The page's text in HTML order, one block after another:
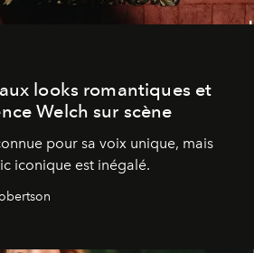
looks romantiques et
Welch sur scène
pour sa voix unique, mais
iconique est inégalé.